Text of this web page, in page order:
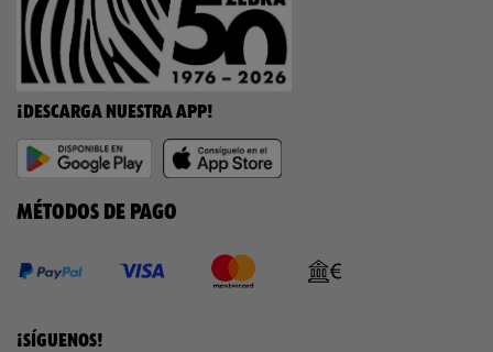
¡DESCARGA NUESTRA APP!
MÉTODOS DE PAGO
¡SÍGUENOS!